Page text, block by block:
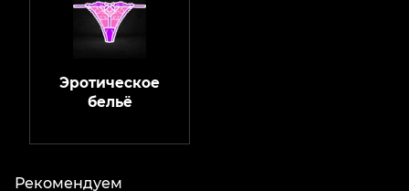
Эротическое
бельё
Рекомендуем